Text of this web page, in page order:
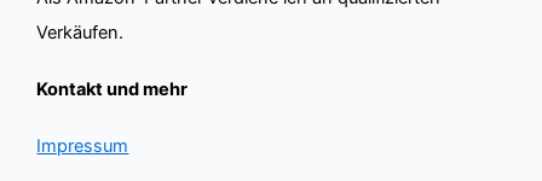
Verkäufen.
Kontakt und mehr
Impressum